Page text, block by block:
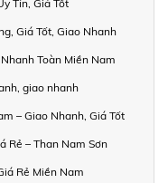
Tín, Giá Tốt
Giá Tốt, Giao Nhanh
Toàn Miền Nam
giao nhanh
– Giao Nhanh, Giá Tốt
Rẻ – Than Nam Sơn
Rẻ Miền Nam